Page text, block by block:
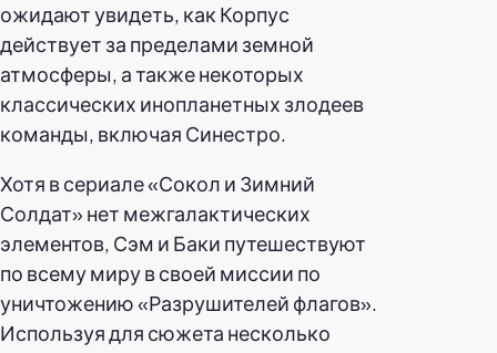
ожидают увидеть, как Корпус
действует за пределами земной
атмосферы, а также некоторых
классических инопланетных злодеев
команды, включая Синестро.
Хотя в сериале «Сокол и Зимний
Солдат» нет межгалактических
элементов, Сэм и Баки путешествуют
по всему миру в своей миссии по
уничтожению «Разрушителей флагов».
Используя для сюжета несколько